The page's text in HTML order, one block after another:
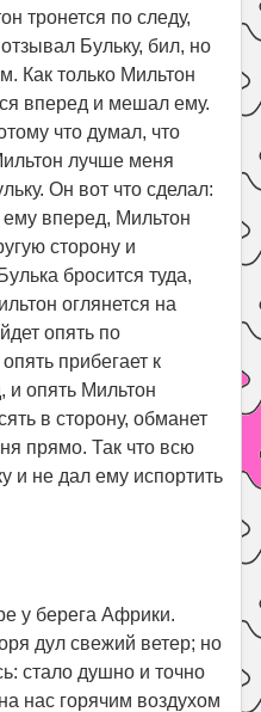
тронется по следу,
Бульку, бил, но
Как только Мильтон
вперед и мешал ему.
что думал, что
лучше меня
Он вот что сделал:
ему вперед, Мильтон
сторону и
бросится туда,
оглянется на
опять по
прибегает к
и опять Мильтон
в сторону, обманет
прямо. Так что всю
и не дал ему испортить
у берега Африки.
дул свежий ветер; но
стало душно и точно
нас горячим воздухом